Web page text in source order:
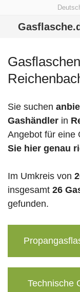
Sie suchen
Gashändler in
Angebot für eine
Sie hier genau
Im Umkreis von
insgesamt 26
gefunden.
Technische